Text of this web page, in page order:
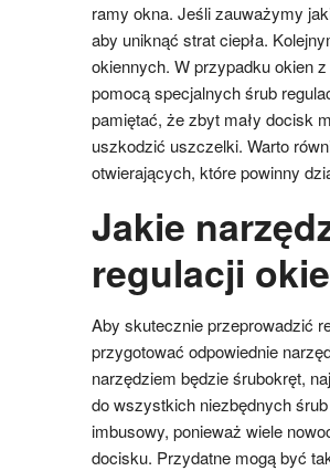
ramy okna. Jeśli zauważymy
aby uniknąć strat ciepła.
okiennych. W przypadku okien
pomocą specjalnych śrub
pamiętać, że zbyt mały docisk
uszkodzić uszczelki. Warto
otwierających, które powinny
Jakie
regulacji
Aby skutecznie przeprowadzić
przygotować odpowiednie
narzędziem będzie śrubokręt,
do wszystkich niezbędnych
imbusowy, ponieważ wiele
docisku. Przydatne mogą być